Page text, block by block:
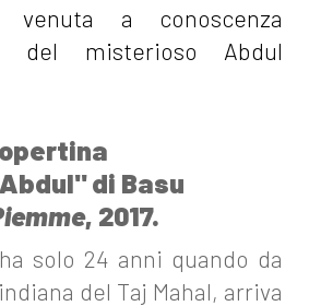
venuta a conoscenza
del misterioso Abdul
di Basu
, 2017.
solo 24 anni quando da
del Taj Mahal, arriva